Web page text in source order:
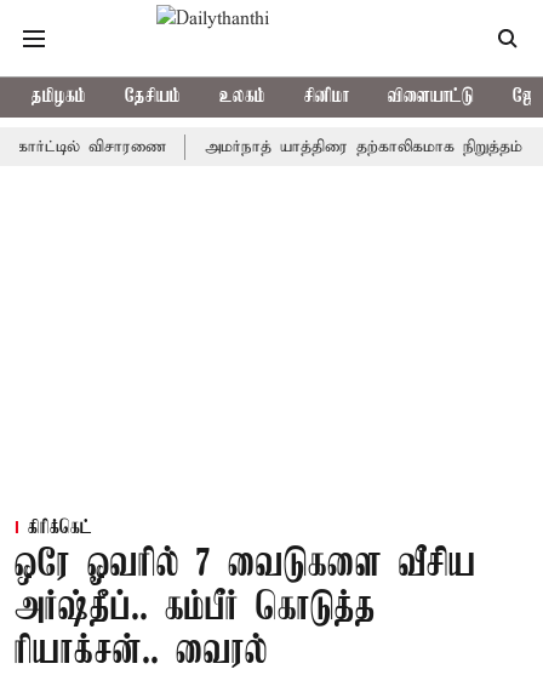
தமிழகம் தேசியம் உலகம் சினிமா விளையாட்டு
விசாரணை அமர்நாத் யாத்திரை தற்காலிகமாக நிறுத்தம்
கிரிக்கெட்
ஒரே ஓவரில் 7 வைடுகளை வீசிய
அர்ஷ்தீப்.. கம்பீர் கொடுத்த
ரியாக்சன்.. வைரல்